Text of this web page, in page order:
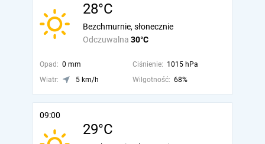
28°C
Odczuwalna 30°C
Bezchmurnie, słonecznie
Opad: 0 mm Ciśnienie: 1015 hPa
Wiatr:
5 km/h Wilgotność: 68%
09:00
29°C